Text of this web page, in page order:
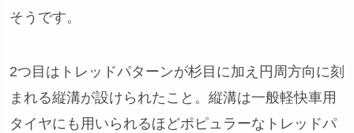
そうです。
2つ目はトレッドパターンが杉目に加え円周方向に刻
まれる縦溝が設けられたこと。縦溝は一般軽快車用
タイヤにも用いられるほどポピュラーなトレッドパ